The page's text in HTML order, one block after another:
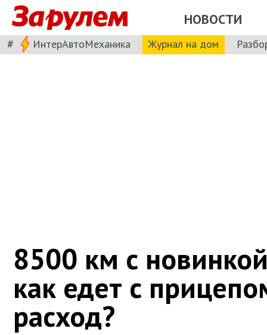
НОВОСТИ
# ИнтерАвтоМеханика Журнал на дом
8500 км с
как едет с
расход?